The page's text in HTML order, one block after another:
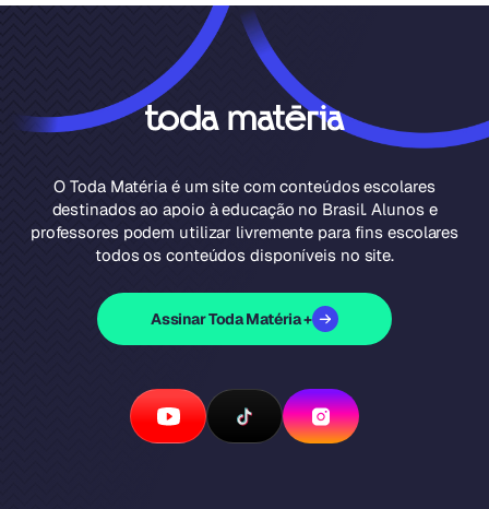
O Toda Matéria é um site com conteúdos escolares
destinados ao apoio à educação no Brasil. Alunos e
professores podem utilizar livremente para fins escolares
todos os conteúdos disponíveis no site.
Assinar Toda Matéria +